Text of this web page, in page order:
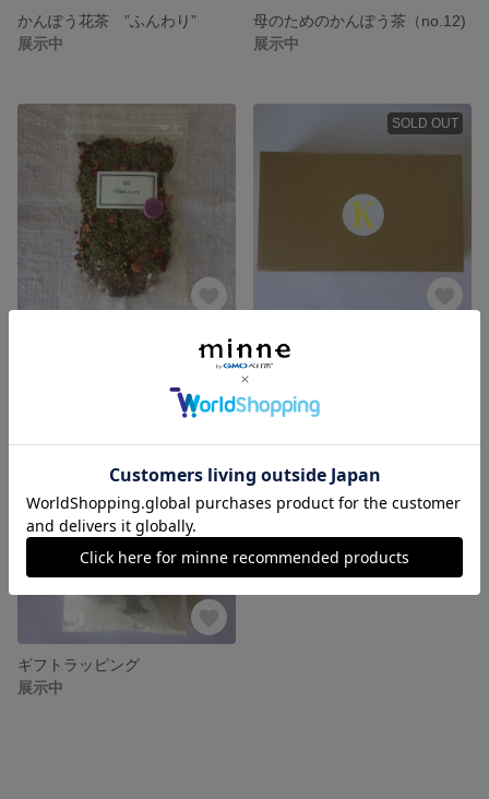
かんぽう花茶 ”ふんわり”
展示中
母のためのかんぽう茶（no.12)
展示中
Mari's かんぽう茶 （no,01)
SOLD OUT
4,800円
ギフトラッピング
展示中